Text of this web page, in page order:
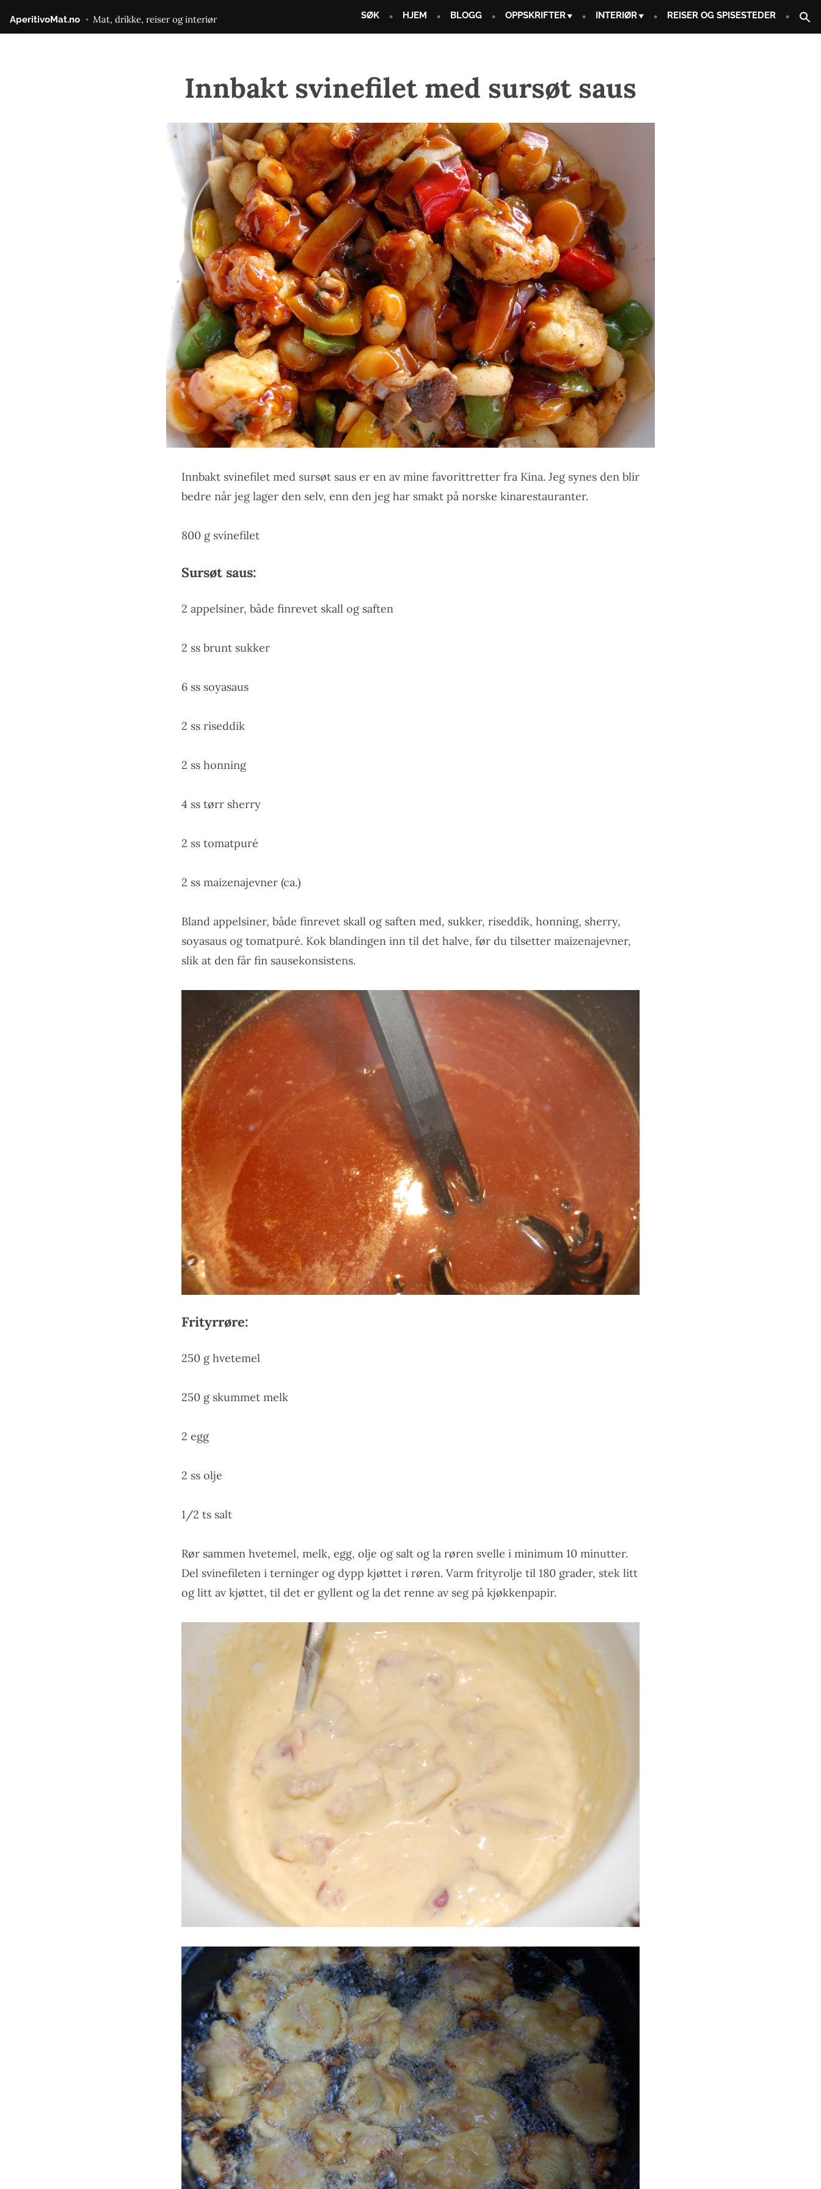
AperitivoMat.no Mat, drikke, reiser og interiør SØK HJEM BLOGG OPPSKRIFTER INTERIØR REISER OG SPISESTEDER
Innbakt svinefilet med sursøt saus
Innbakt svinefilet med sursøt saus er en av mine favorittretter fra Kina. Jeg synes den blir
bedre når jeg lager den selv, enn den jeg har smakt på norske kinarestauranter.
800 g svinefilet
Sursøt saus:
2 appelsiner, både finrevet skall og saften
2 ss brunt sukker
6 ss soyasaus
2 ss riseddik
2 ss honning
4 ss tørr sherry
2 ss tomatpuré
2 ss maizenajevner (ca.)
Bland appelsiner, både finrevet skall og saften med, sukker, riseddik, honning, sherry,
soyasaus og tomatpuré. Kok blandingen inn til det halve, før du tilsetter maizenajevner,
slik at den får fin sausekonsistens.
Frityrrøre:
250 g hvetemel
250 g skummet melk
2 egg
2 ss olje
1/2 ts salt
Rør sammen hvetemel, melk, egg, olje og salt og la røren svelle i minimum 10 minutter.
Del svinefileten i terninger og dypp kjøttet i røren. Varm frityrolje til 180 grader, stek litt
og litt av kjøttet, til det er gyllent og la det renne av seg på kjøkkenpapir.